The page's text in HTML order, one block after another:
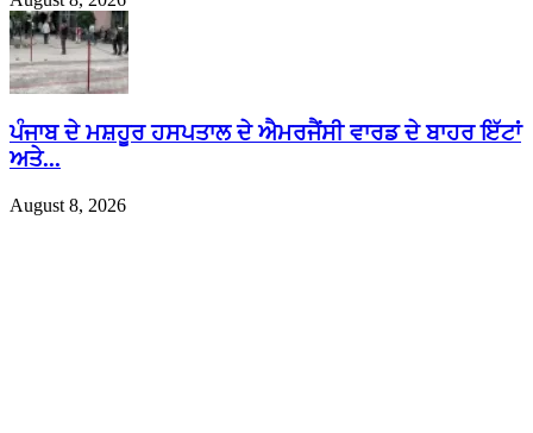
ਪੰਜਾਬ ਦੇ ਮਸ਼ਹੂਰ ਹਸਪਤਾਲ ਦੇ ਐਮਰਜੈਂਸੀ ਵਾਰਡ ਦੇ ਬਾਹਰ ਇੱਟਾਂ
ਅਤੇ...
August 8, 2026